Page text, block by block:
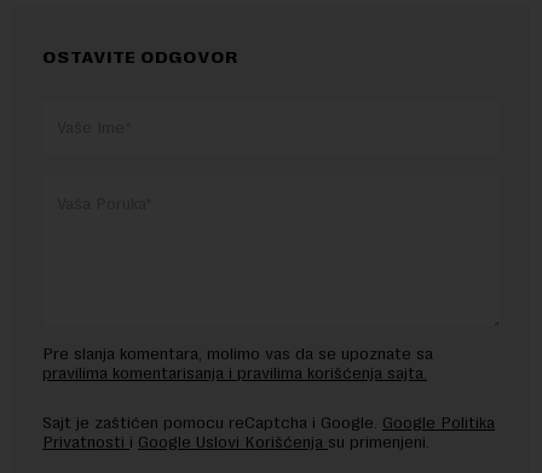
OSTAVITE ODGOVOR
Pre slanja komentara, molimo vas da se upoznate sa
pravilima komentarisanja i pravilima korišćenja sajta.
Sajt je zaštićen pomocu reCaptcha i Google. Google Politika
Privatnosti i Google Uslovi Korišćenja su primenjeni.